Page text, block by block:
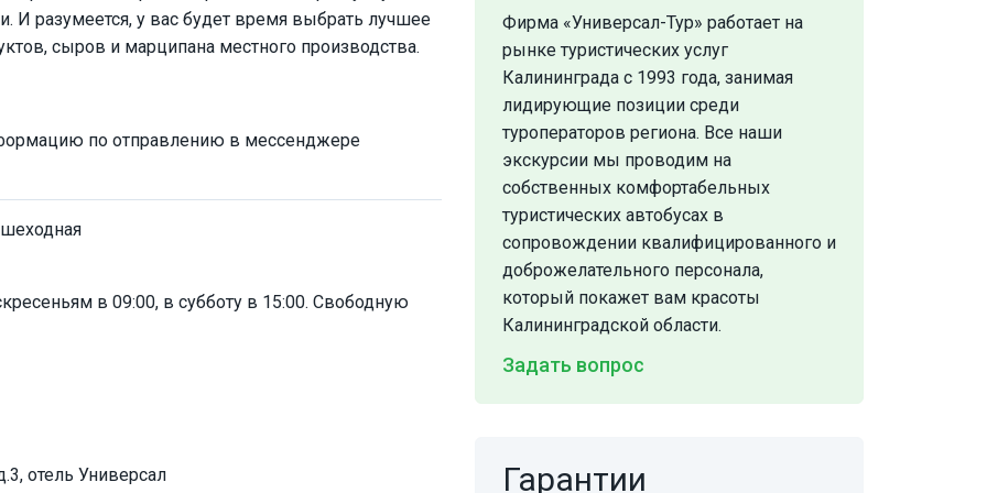
И разумеется, у вас будет время выбрать лучшее
сыров и марципана местного производства.
по отправлению в мессенджере
в 09:00, в субботу в 15:00. Свободную
отель Универсал
Фирма «Универсал-Тур» работает на
рынке туристических услуг
Калининграда с 1993 года, занимая
лидирующие позиции среди
туроператоров региона. Все наши
экскурсии мы проводим на
собственных комфортабельных
туристических автобусах в
сопровождении квалифицированного и
доброжелательного персонала,
который покажет вам красоты
Калининградской области.
Задать вопрос
Гарантии